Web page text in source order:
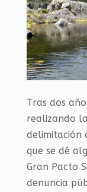
Tras dos
realizando
delimitación
que se dé
Gran Pacto
denuncia